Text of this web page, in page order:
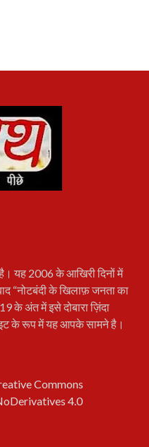
यह 2006 के आखिरी दिनों में
“नोटबंदी के खिलाफ़ जनता का
के अंत में इसे दोबारा ज़िंदा
के रूप में यह आपके सामने है।
Commons
4.0